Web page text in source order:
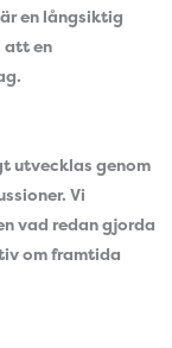
en långsiktig
att en
utvecklas genom
Vi
vad redan gjorda
om framtida